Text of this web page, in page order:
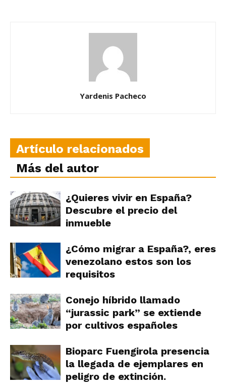
Yardenis Pacheco
Artículo relacionados
Más del autor
¿Quieres vivir en España?
Descubre el precio del
inmueble
¿Cómo migrar a España?, eres
venezolano estos son los
requisitos
Conejo híbrido llamado
“jurassic park” se extiende
por cultivos españoles
Bioparc Fuengirola presencia
la llegada de ejemplares en
peligro de extinción.